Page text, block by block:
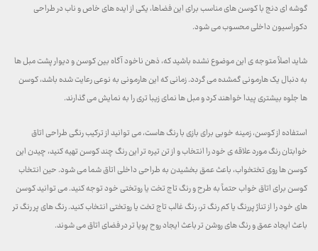
گوشه ای دنج با کوسن های مناسب برای این فضاها، یکی از ایده های خاص و ناب در طراحی
دکوراسیون داخلی محسوب می شود.
شاید اصلاً متوجه ی این موضوع نشده باشید که، ذهن ناخود آگاه بین کوسن و دیوار پشت مبل ها
به دنبال یک هارمونی گمشده می گردد. زمانی که این هارمونی به نوعی رعایت شده باشد، کوسن
ها جلوه بیشتری پیدا خواهند کرد و مبل ها نمای زیبا تری را به نمایش می گذارند.
استفاده از کوسن، زمینه خوبی برای بازی با رنگ هاست، می توانید از ترکیب رنگی طراحی اتاق
خوابتان رنگ مورد علاقه ی خود را انتخاب و از تن تیره تر این رنگ چند کوسن تهیه کنید، چیدن این
کوسن ها روی تختخواب، باعث عمق بخشیدن به طراحی داخلی اتاق شما می شود. حین انتخاب
کوسن برای اتاق خواب حتماً به طرح و رنگ تاج تخت یا روتختی خود توجه کنید. می توانید کوسن
های خود را از تناژ پررنگ یا کم رنگ تر، رنگ غالب تاج تخت یا روتختی انتخاب کنید. رنگ های پر رنگ تر
باعث ایجاد عمق و رنگ های روشن تر باعث ایجاد روح پویا تر در فضای اتاق می شوند.